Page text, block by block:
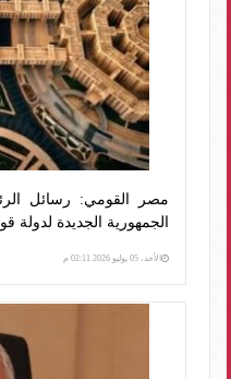
مصر القومي: رسائل
الجمهورية الجديدة لدولة
الأحد، 05 يوليو 2026 02:11 م